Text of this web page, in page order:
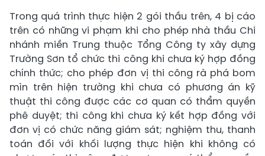
Trong quá trình thực hiện 2 gói thầu trên, 4 bị cáo
trên có những vi phạm khi cho phép nhà thầu Chi
nhánh miền Trung thuộc Tổng Công ty xây dựng
Trường Sơn tổ chức thi công khi chưa ký hợp đồng
chính thức; cho phép đơn vị thi công rà phá bom
mìn trên hiện trường khi chưa có phương án kỹ
thuật thi công được các cơ quan có thẩm quyền
phê duyệt; thi công khi chưa ký kết hợp đồng với
đơn vị có chức năng giám sát; nghiệm thu, thanh
toán đối với khối lượng thực hiện khi không có